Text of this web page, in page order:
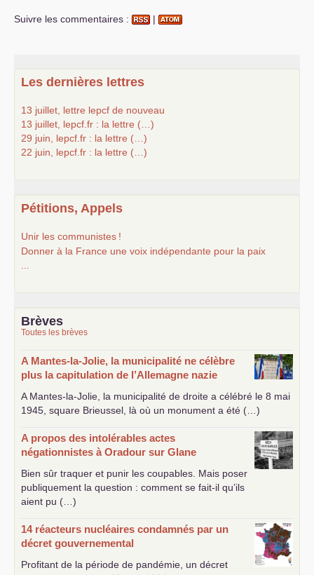
Suivre les commentaires : |
Les dernières lettres
13 juillet, lettre lepcf de nouveau
13 juillet, lepcf.fr : la lettre (…)
29 juin, lepcf.fr : la lettre (…)
22 juin, lepcf.fr : la lettre (…)
Pétitions, Appels
Unir les communistes !
Donner à la France une voix indépendante pour la paix
Brèves
Toutes les brèves
A Mantes-la-Jolie, la municipalité ne célèbre
plus la capitulation de l’Allemagne nazie
A Mantes-la-Jolie, la municipalité de droite a célébré le 8 mai
1945, square Brieussel, là où un monument a été (…)
A propos des intolérables actes
négationnistes à Oradour sur Glane
Bien sûr traquer et punir les coupables. Mais poser
publiquement la question : comment se fait-il qu’ils
aient pu (…)
14 réacteurs nucléaires condamnés par un
décret gouvernemental
Profitant de la période de pandémie, un décret